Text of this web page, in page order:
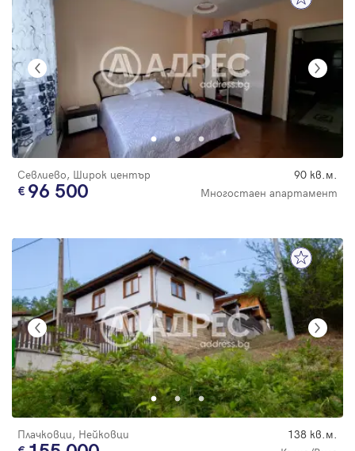
Севлиево, Широк център 90 кв.м.
96 500 Многостаен апартамент
Плачковци, Нейковци 138 кв.м.